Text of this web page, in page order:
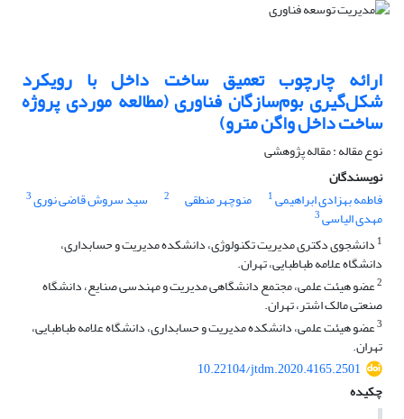
ارائه چارچوب تعمیق ساخت داخل با رویکرد
شکل‌گیری بوم‌سازگان فناوری (مطالعه موردی پروژه
ساخت داخل واگن مترو)
نوع مقاله : مقاله پژوهشی
نویسندگان
فاطمه بهزادی ابراهیمی1 منوچهر منطقی 2 سید سروش قاضی نوری3
مهدی الیاسی3
1 دانشجوی دکتری مدیریت تکنولوژی، دانشکده مدیریت و حسابداری،
دانشگاه علامه طباطبایی، تهران.
2عضو هیئت علمی، مجتمع دانشگاهی مدیریت و مهندسی صنایع، دانشگاه
صنعتی مالک اشتر، تهران.
3عضو هیئت علمی، دانشکده مدیریت و حسابداری، دانشگاه علامه طباطبایی،
تهران.
10.22104/jtdm.2020.4165.2501
چکیده